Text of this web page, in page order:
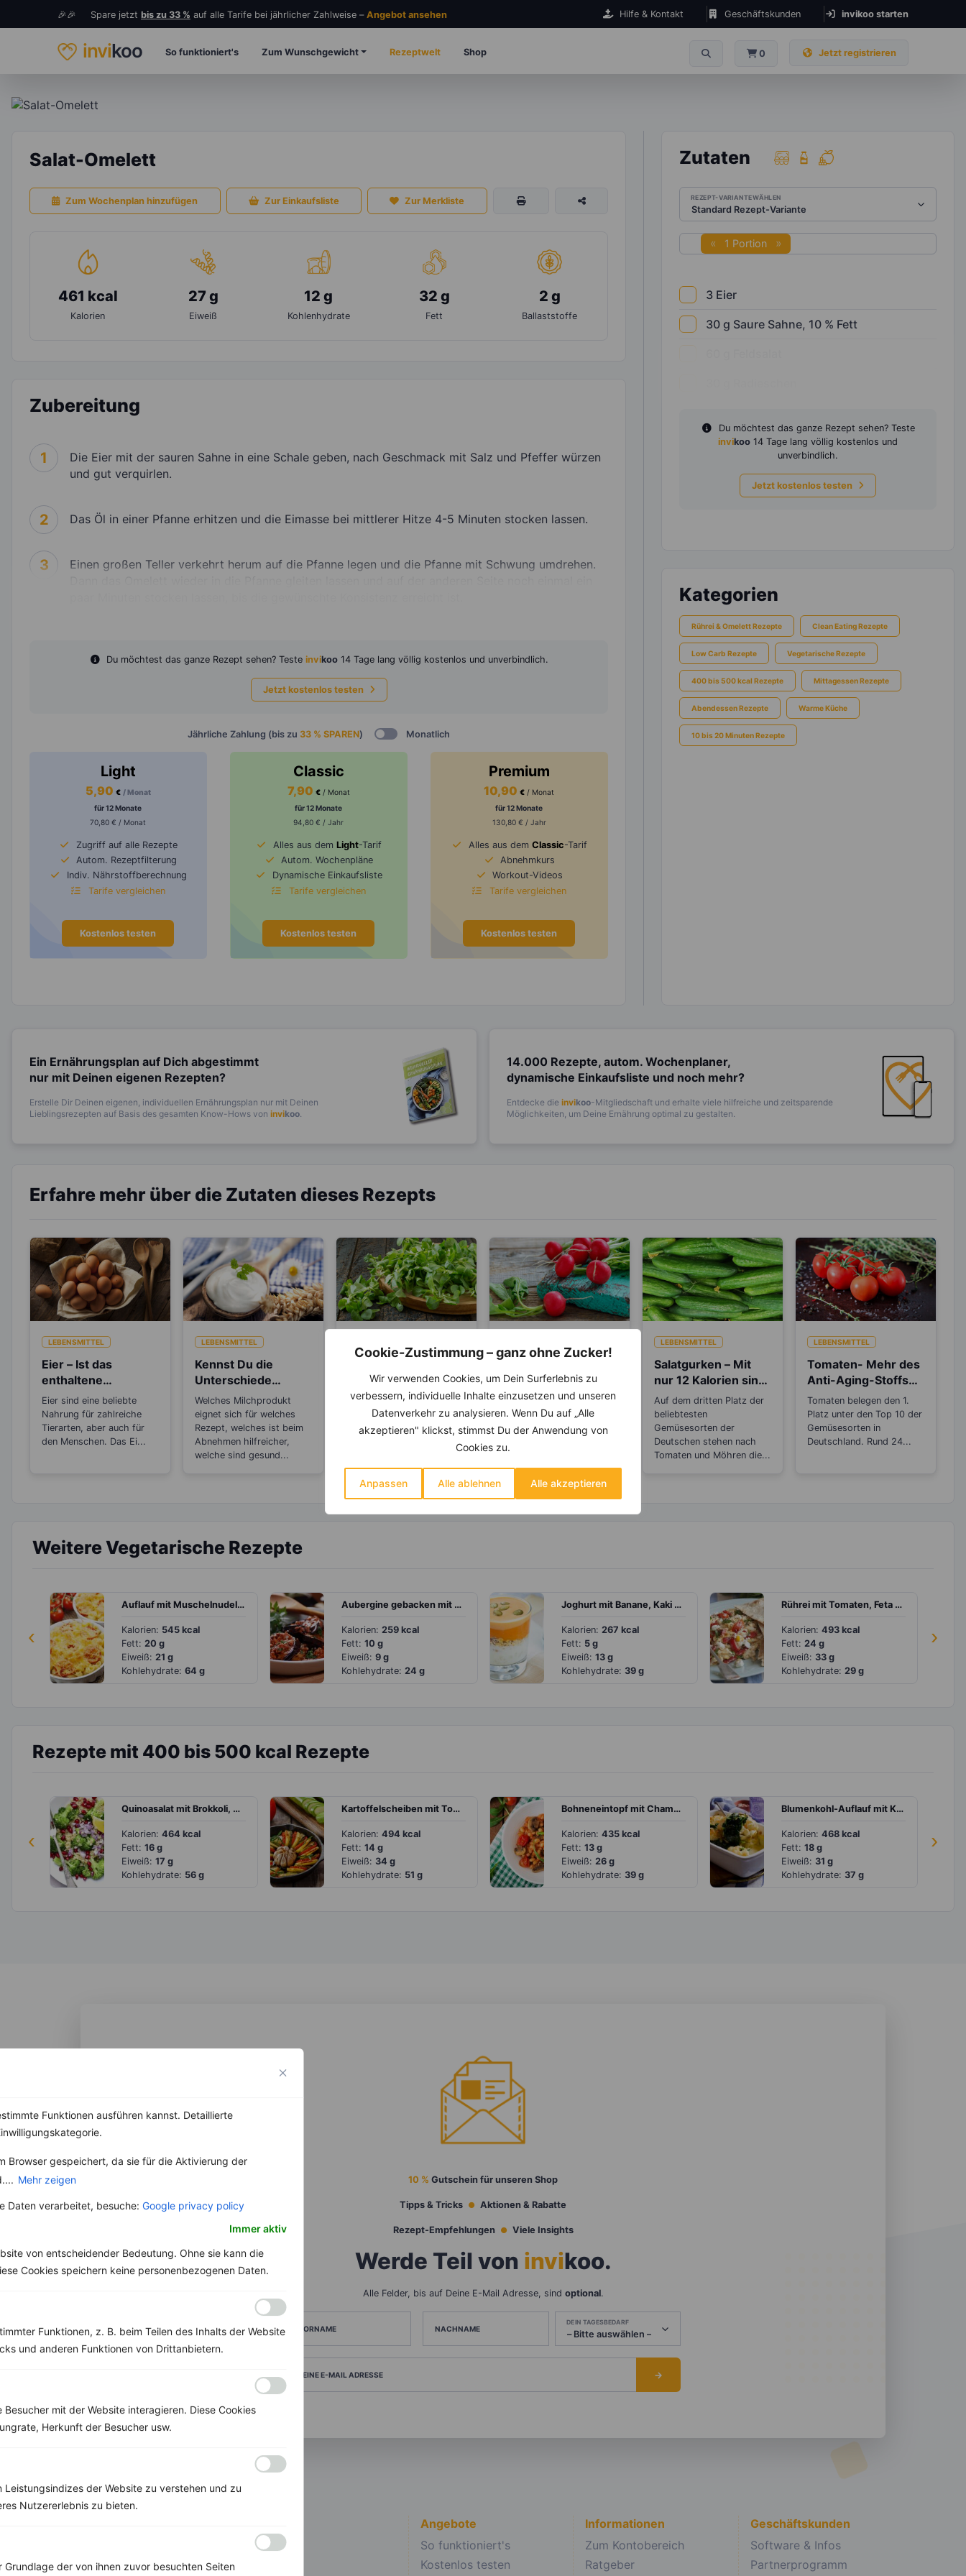
Cookie-Zustimmung – ganz ohne Zucker!
Wir verwenden Cookies, um Dein Surferlebnis zu
verbessern, individuelle Inhalte einzusetzen und unseren
Datenverkehr zu analysieren. Wenn Du auf „Alle
akzeptieren" klickst, stimmst Du der Anwendung von
Cookies zu.
Anpassen Alle ablehnen Alle akzeptieren
Funktionen ausführen kannst. Detaillierte
Browser gespeichert, da sie für die Aktivierung der
Mehr zeigen
Daten verarbeitet, besuche: Google privacy policy
Immer aktiv
von entscheidender Bedeutung. Ohne sie kann die
Cookies speichern keine personenbezogenen Daten.
Funktionen, z. B. beim Teilen des Inhalts der Website
und anderen Funktionen von Drittanbietern.
mit der Website interagieren. Diese Cookies
Herkunft der Besucher usw.
der Website zu verstehen und zu
Nutzererlebnis zu bieten.
der von ihnen zuvor besuchten Seiten
🎉🎉 Spare jetzt bis zu 33 % auf alle Tarife bei jährlicher Zahlweise – Angebot ansehen Hilfe & Kontakt Geschäftskunden invikoo starten
invikoo So funktioniert's Zum Wunschgewicht Rezeptwelt Shop 0 Jetzt registrieren
Salat-Omelett
Zum Wochenplan hinzufügen Zur Einkaufsliste Zur Merkliste
461 kcal
Kalorien
27 g
Eiweiß
12 g
Kohlenhydrate
32 g
Fett
2 g
Ballaststoffe
Zubereitung
1
Die Eier mit der sauren Sahne in eine Schale geben, nach Geschmack mit Salz und Pfeffer würzen
und gut verquirlen.
2 Das Öl in einer Pfanne erhitzen und die Eimasse bei mittlerer Hitze 4-5 Minuten stocken lassen.
3
Einen großen Teller verkehrt herum auf die Pfanne legen und die Pfanne mit Schwung umdrehen.
Du möchtest das ganze Rezept sehen? Teste invikoo 14 Tage lang völlig kostenlos und unverbindlich.
Jetzt kostenlos testen
Jährliche Zahlung (bis zu 33 % SPAREN) Monatlich
Light
5,90 € / Monat
für 12 Monate
70,80 € / Monat
Zugriff auf alle Rezepte
Autom. Rezeptfilterung
Indiv. Nährstoffberechnung
Tarife vergleichen
Kostenlos testen
Classic
7,90 € / Monat
für 12 Monate
94,80 € / Jahr
Alles aus dem Light-Tarif
Autom. Wochenpläne
Dynamische Einkaufsliste
Tarife vergleichen
Kostenlos testen
Premium
10,90€ / Monat
für 12 Monate
130,80 € / Jahr
Alles aus dem Classic-Tarif
Abnehmkurs
Workout-Videos
Tarife vergleichen
Kostenlos testen
Zutaten
REZEPT-VARIANTE WÄHLEN
1 Portion
3 Eier
30 g Saure Sahne, 10 % Fett
Du möchtest das ganze Rezept sehen? Teste
invikoo 14 Tage lang völlig kostenlos und
unverbindlich.
Jetzt kostenlos testen
Kategorien
Rührei & Omelett Rezepte Clean Eating Rezepte
Low Carb Rezepte Vegetarische Rezepte
400 bis 500 kcal Rezepte Mittagessen Rezepte
Abendessen Rezepte Warme Küche
10 bis 20 Minuten Rezepte
Ein Ernährungsplan auf Dich abgestimmt
nur mit Deinen eigenen Rezepten?
Erstelle Dir Deinen eigenen, individuellen Ernährungsplan nur mit Deinen
Lieblingsrezepten auf Basis des gesamten Know-Hows von invikoo
14.000 Rezepte, autom. Wochenplaner,
dynamische Einkaufsliste und noch mehr?
Entdecke die invikoo-Mitgliedschaft und erhalte viele hilfreiche und zeitsparende
Möglichkeiten, um Deine Ernährung optimal zu gestalten.
Erfahre mehr über die Zutaten dieses Rezepts
LEBENSMITTEL
Eier – Ist das
enthaltene
Cholesterin
gesundheitsschädlic
h?
Eier sind eine beliebte
Nahrung für zahlreiche
Tierarten, aber auch für
den Menschen. Das Ei...
LEBENSMITTEL
Kennst Du die
Unterschiede
zwischen Sahne,
Saurer Sahne,
Creme Fraiche,
Schmand und Co?
Welches Milchprodukt
eignet sich für welches
Rezept, welches ist beim
Abnehmen hilfreicher,
welche sind gesund...
Nummer 1 unter den
Eisenlieferanten
Als Wintergemüse hat der
Feldsalat von Oktober bis
April Saison. Das Gute am
Radieschen – Ein
wahres Antibiotikum
Tatsächlich ist die
Herkunft der Radieschen
unbekannt. Fest steht nur,
LEBENSMITTEL
Salatgurken – Mit
nur 12 Kalorien sind
sie wahre
Schlankmacher!
Auf dem dritten Platz der
beliebtesten
Gemüsesorten der
Deutschen stehen nach
Tomaten und Möhren die...
LEBENSMITTEL
Tomaten- Mehr des
Anti-Aging-Stoffs
Lycopin durchs
Einkochen?
Tomaten belegen den 1.
Platz unter den Top 10 der
Gemüsesorten in
Deutschland. Rund 24...
Weitere Vegetarische Rezepte
‹ ›
Auflauf mit Muschelnudeln, Tomaten und Mozzarella
Kalorien: 545 kcal
Fett: 20 g
Eiweiß: 21 g
Kohlehydrate: 64 g
Aubergine gebacken mit Tomatensauce
Kalorien: 259 kcal
Fett: 10 g
Eiweiß: 9 g
Kohlehydrate: 24 g
Joghurt mit Banane, Kaki und Haferflocken
Kalorien: 267 kcal
Fett: 5 g
Eiweiß: 13 g
Kohlehydrate: 39 g
Rührei mit Tomaten, Feta und Tortilla
Kalorien: 493 kcal
Fett: 24 g
Eiweiß: 33 g
Kohlehydrate: 29 g
Rezepte mit 400 bis 500 kcal Rezepte
‹ ›
Quinoasalat mit Brokkoli, Granatapfel und Zitrone
Kalorien: 464 kcal
Fett: 16 g
Eiweiß: 17 g
Kohlehydrate: 56 g
Kartoffelscheiben mit Tomaten, Zucchini und Dip
Kalorien: 494 kcal
Fett: 14 g
Eiweiß: 34 g
Kohlehydrate: 51 g
Bohneneintopf mit Champignons und Tomaten
Kalorien: 435 kcal
Fett: 13 g
Eiweiß: 26 g
Kohlehydrate: 39 g
Blumenkohl-Auflauf mit Kartoffeln und Spinat
Kalorien: 468 kcal
Fett: 18 g
Eiweiß: 31 g
Kohlehydrate: 37 g
10 % Gutschein für unseren Shop
Tipps & Tricks Aktionen & Rabatte
Rezept-Empfehlungen Viele Insights
Werde Teil von invikoo.
Alle Felder, bis auf Deine E-Mail Adresse, sind optional.
VORNAME NACHNAME
DEIN TAGESBEDARF
DEINE E-MAIL ADRESSE
invikoo
Angebote
So funktioniert's
Kostenlos testen
Informationen
Zum Kontobereich
Ratgeber
Geschäftskunden
Software & Infos
Partnerprogramm